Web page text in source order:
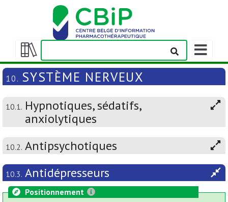
Afficher/masquer
la
table
matières
Afficher/
la
barre
navigation
10. SYSTÈME NERVEUX
10.1. Hypnotiques, sédatifs,
anxiolytiques
10.2. Antipsychotiques
10.3. Antidépresseurs
Positionnement